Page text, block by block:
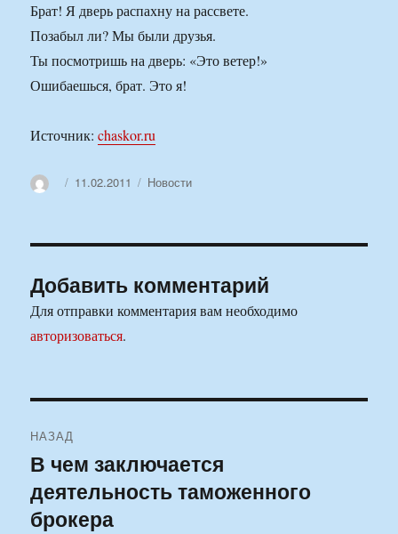
Брат! Я дверь распахну на рассвете.
Позабыл ли? Мы были друзья.
Ты посмотришь на дверь: «Это ветер!»
Ошибаешься, брат. Это я!
Источник:chaskor.ru
АвторОпубликовано
11.02.2011 Рубрики
Новости
Добавить комментарий
Для отправки комментария вам необходимо
авторизоваться.
по
записям
НАЗАД
Предыдущая
запись:
В чем заключается
деятельность таможенного
брокера